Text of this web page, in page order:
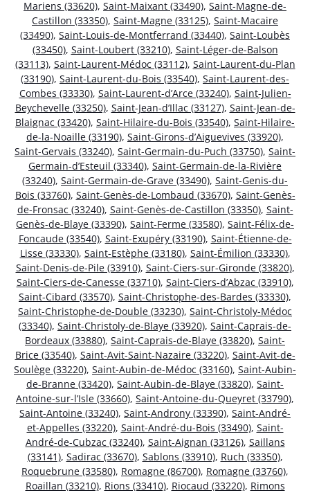
Mariens (33620), Saint-Maixant (33490), Saint-Magne-de-
Castillon (33350), Saint-Magne (33125), Saint-Macaire
(33490), Saint-Louis-de-Montferrand (33440), Saint-Loubès
(33450), Saint-Loubert (33210), Saint-Léger-de-Balson
(33113), Saint-Laurent-Médoc (33112), Saint-Laurent-du-Plan
(33190), Saint-Laurent-du-Bois (33540), Saint-Laurent-des-
Combes (33330), Saint-Laurent-d’Arce (33240), Saint-Julien-
Beychevelle (33250), Saint-Jean-d’Illac (33127), Saint-Jean-de-
Blaignac (33420), Saint-Hilaire-du-Bois (33540), Saint-Hilaire-
de-la-Noaille (33190), Saint-Girons-d’Aiguevives (33920),
Saint-Gervais (33240), Saint-Germain-du-Puch (33750), Saint-
Germain-d’Esteuil (33340), Saint-Germain-de-la-Rivière
(33240), Saint-Germain-de-Grave (33490), Saint-Genis-du-
Bois (33760), Saint-Genès-de-Lombaud (33670), Saint-Genès-
de-Fronsac (33240), Saint-Genès-de-Castillon (33350), Saint-
Genès-de-Blaye (33390), Saint-Ferme (33580), Saint-Félix-de-
Foncaude (33540), Saint-Exupéry (33190), Saint-Étienne-de-
Lisse (33330), Saint-Estèphe (33180), Saint-Émilion (33330),
Saint-Denis-de-Pile (33910), Saint-Ciers-sur-Gironde (33820),
Saint-Ciers-de-Canesse (33710), Saint-Ciers-d’Abzac (33910),
Saint-Cibard (33570), Saint-Christophe-des-Bardes (33330),
Saint-Christophe-de-Double (33230), Saint-Christoly-Médoc
(33340), Saint-Christoly-de-Blaye (33920), Saint-Caprais-de-
Bordeaux (33880), Saint-Caprais-de-Blaye (33820), Saint-
Brice (33540), Saint-Avit-Saint-Nazaire (33220), Saint-Avit-de-
Soulège (33220), Saint-Aubin-de-Médoc (33160), Saint-Aubin-
de-Branne (33420), Saint-Aubin-de-Blaye (33820), Saint-
Antoine-sur-l’Isle (33660), Saint-Antoine-du-Queyret (33790),
Saint-Antoine (33240), Saint-Androny (33390), Saint-André-
et-Appelles (33220), Saint-André-du-Bois (33490), Saint-
André-de-Cubzac (33240), Saint-Aignan (33126), Saillans
(33141), Sadirac (33670), Sablons (33910), Ruch (33350),
Roquebrune (33580), Romagne (86700), Romagne (33760),
Roaillan (33210), Rions (33410), Riocaud (33220), Rimons